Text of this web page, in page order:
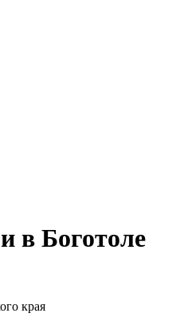
в Боготоле
края